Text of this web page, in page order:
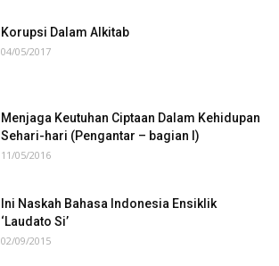
Korupsi Dalam Alkitab
04/05/2017
Menjaga Keutuhan Ciptaan Dalam Kehidupan
Sehari-hari (Pengantar – bagian I)
11/05/2016
Ini Naskah Bahasa Indonesia Ensiklik
‘Laudato Si’
02/09/2015